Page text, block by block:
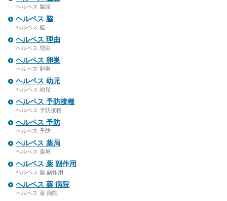
ヘルペス 脇腹
ヘルペス 脇
ヘルペス 脇
ヘルペス 理由
ヘルペス 理由
ヘルペス 卵巣
ヘルペス 卵巣
ヘルペス 幼児
ヘルペス 幼児
ヘルペス 予防接種
ヘルペス 予防接種
ヘルペス 予防
ヘルペス 予防
ヘルペス 薬局
ヘルペス 薬局
ヘルペス 薬 副作用
ヘルペス 薬 副作用
ヘルペス 薬 病院
ヘルペス 薬 病院